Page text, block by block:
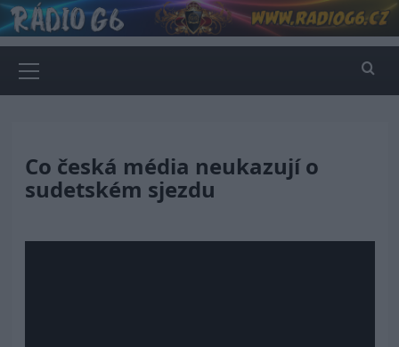
Skip
to
content
Menu
Co česká média neukazují o
sudetském sjezdu